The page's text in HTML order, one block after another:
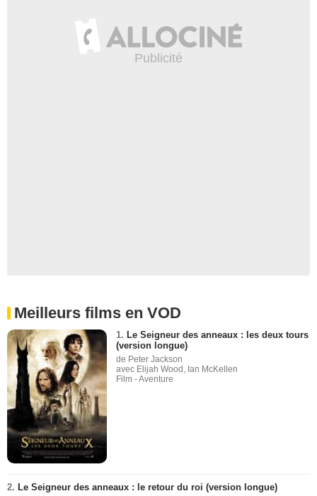
Meilleurs films en VOD
1. Le Seigneur des anneaux : les deux tours
(version longue)
de Peter Jackson
avec Elijah Wood, Ian McKellen
Film - Aventure
2. Le Seigneur des anneaux : le retour du roi (version longue)